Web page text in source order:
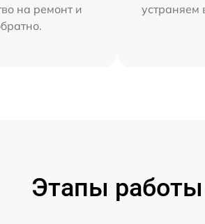
на ремонт и
устраняем
Этапы работы